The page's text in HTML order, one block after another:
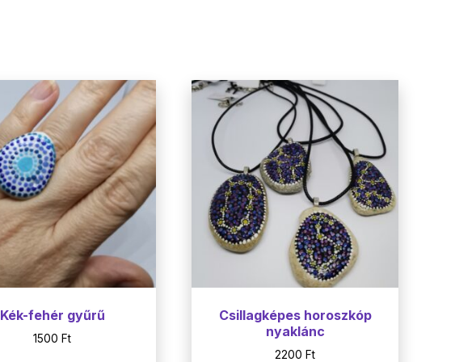
Kék-fehér gyűrű
1500Ft
Csillagképes horoszkóp
nyaklánc
2200Ft